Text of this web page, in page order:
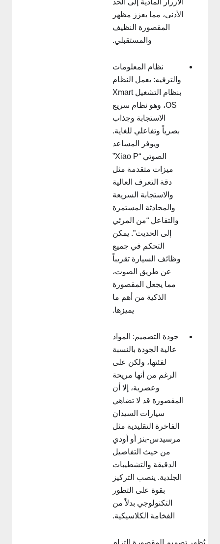
الأزرار المادية إلى الحد
الأدنى، مما يعزز مظهر
المقصورة النظيف
والمستقبلي.
نظام المعلومات
والترفيه: يعمل النظام
بنظام التشغيل Xmart
OS، وهو نظام سريع
الاستجابة وجذاب
بصرياً وتفاعلي للغاية.
ويوفر المساعد
الصوتي “Xiao P”
ميزات متقدمة مثل
دقة التعرف العالية
والاستجابة السريعة
والمحادثة المستمرة
والتفاعل “من المرئي
إلى الحديث”. يمكن
التحكم في جميع
وظائف السيارة تقريباً
عن طريق الصوت،
مما يجعل المقصورة
الذكية من أهم ما
يميزها.
جودة التصميم: المواد
عالية الجودة بالنسبة
لفئتها، ولكن على
الرغم من أنها مريحة
وعصرية، إلا أن
المقصورة قد لا تضاهي
سيارات السيدان
الفاخرة التقليدية مثل
مرسيدس-بنز أو أودي
من حيث التفاصيل
الدقيقة والتشطيبات
الجلدية. ينصب التركيز
بقوة على التطور
التكنولوجي بدلاً من
الفخامة الكلاسيكية.